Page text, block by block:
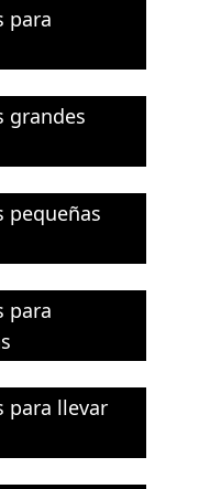
para
grandes
pequeñas
para
para llevar